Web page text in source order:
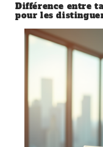
Différence entre
pour les